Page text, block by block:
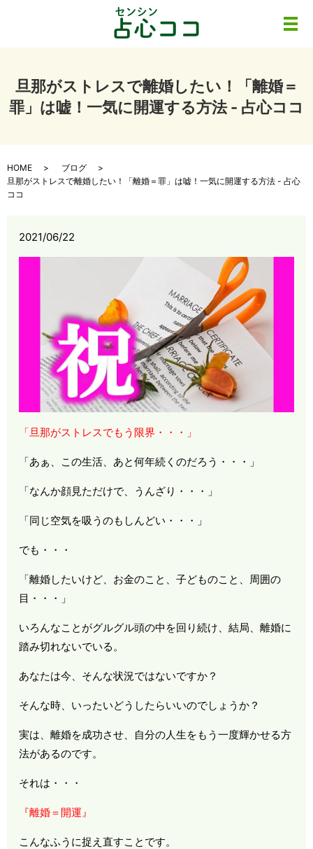
旦那がストレスで離婚したい！「離婚＝
罪」は嘘！一気に開運する方法 - 占心ココ
HOME
ブログ
旦那がストレスで離婚したい！「離婚＝罪」は嘘！一気に開運する方法 - 占心
ココ
2021/06/22
「旦那がストレスでもう限界・・・」
「あぁ、この生活、あと何年続くのだろう・・・」
「なんか顔見ただけで、うんざり・・・」
「同じ空気を吸うのもしんどい・・・」
でも・・・
「離婚したいけど、お金のこと、子どものこと、周囲の
目・・・」
いろんなことがグルグル頭の中を回り続け、結局、離婚に
踏み切れないでいる。
あなたは今、そんな状況ではないですか？
そんな時、いったいどうしたらいいのでしょうか？
実は、離婚を成功させ、自分の人生をもう一度輝かせる方
法があるのです。
それは・・・
『離婚＝開運』
こんなふうに捉え直すことです。